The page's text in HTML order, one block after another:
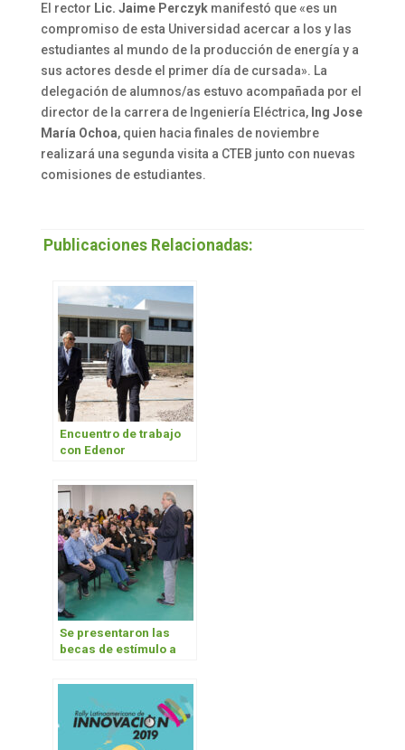
El rector Lic. Jaime Perczykmanifestó que «es un
compromiso de esta Universidad acercar a los y las
estudiantes al mundo de la producción de energía y a
sus actores desde el primer día de cursada». La
delegación de alumnos/as estuvo acompañada por el
director de la carrera de Ingeniería Eléctrica, Ing Jose
María Ochoa, quien hacia finales de noviembre
realizará una segunda visita a CTEB junto con nuevas
comisiones de estudiantes.
Publicaciones Relacionadas:
Encuentro de trabajo
con Edenor
Se presentaron las
becas de estímulo a
e informática para
mujeres